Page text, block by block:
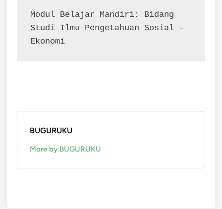
Modul Belajar Mandiri: Bidang
Studi Ilmu Pengetahuan Sosial -
Ekonomi
BUGURUKU
More by BUGURUKU